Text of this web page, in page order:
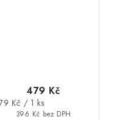
396 Kč bez DPH
479 Kč
Kč / 1 ks